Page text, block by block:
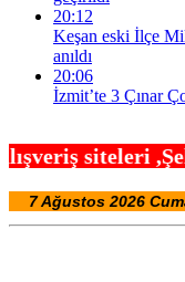
20:12
Keşan eski İlçe
anıldı
20:06
İzmit’te 3 Çınar
,Şehir